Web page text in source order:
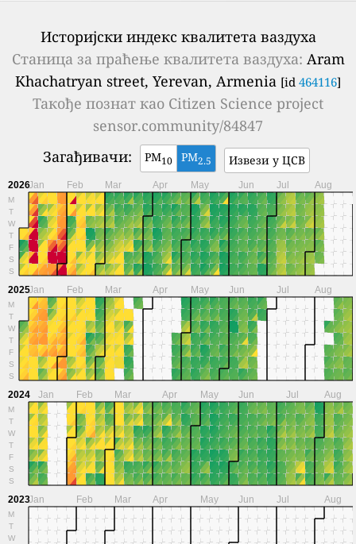
Историјски индекс квалитета ваздуха
Станица за праћење квалитета ваздуха: Aram
Khachatryan street, Yerevan, Armenia [id 464116]
Такође познат као Citizen Science project
sensor.community/84847
Загађивачи:
PM10 PM2.5 Извези у ЦСВ
2026
M
T
W
T
F
S
S
Jan Feb Mar Apr May Jun Jul Aug
2025
M
T
W
T
F
S
S
Jan Feb Mar Apr May Jun Jul Aug
2024
M
T
W
T
F
S
S
Jan Feb Mar Apr May Jun Jul Aug
2023
M
T
W
Jan Feb Mar Apr May Jun Jul Aug